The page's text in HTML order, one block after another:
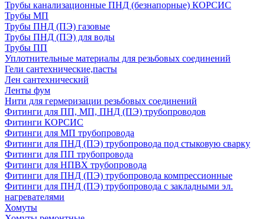
Трубы канализационные ПНД (безнапорные) КОРСИС
Трубы МП
Трубы ПНД (ПЭ) газовые
Трубы ПНД (ПЭ) для воды
Трубы ПП
Уплотнительные материалы для резьбовых соединений
Гели сантехнические,пасты
Лен сантехнический
Ленты фум
Нити для гермеризации резьбовых соединений
Фитинги для ПП, МП, ПНД (ПЭ) трубопроводов
Фитинги КОРСИС
Фитинги для МП трубопровода
Фитинги для ПНД (ПЭ) трубопровода под стыковую сварку
Фитинги для ПП трубопровода
Фитинги для НПВХ трубопровода
Фитинги для ПНД (ПЭ) трубопровода компрессионные
Фитинги для ПНД (ПЭ) трубопровода с закладными эл.
нагревателями
Хомуты